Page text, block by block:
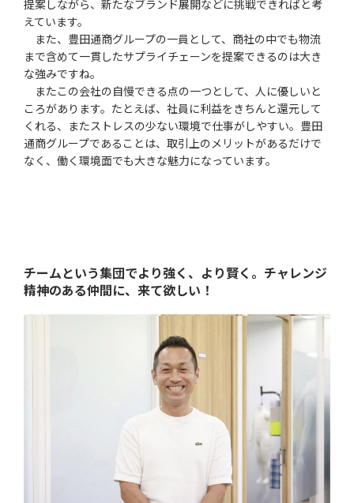
提案しながら、新たなブランド展開などに挑戦できればと考
えています。
また、豊田通商グループの一員として、商社の中でも物流
まで含めて一貫したサプライチェーンを提案できるのは大き
な強みですね。
またこの会社の自慢できる点の一つとして、人に優しいと
ころがあります。たとえば、社員に利益をきちんと還元して
くれる、またストレスの少ない環境で仕事がしやすい。豊田
通商グループであることは、取引上のメリットがあるだけで
なく、働く環境面でも大きな魅力になっています。
チームという集団でより強く、より賢く。 チャレンジ
精神のある仲間に、来て欲しい！